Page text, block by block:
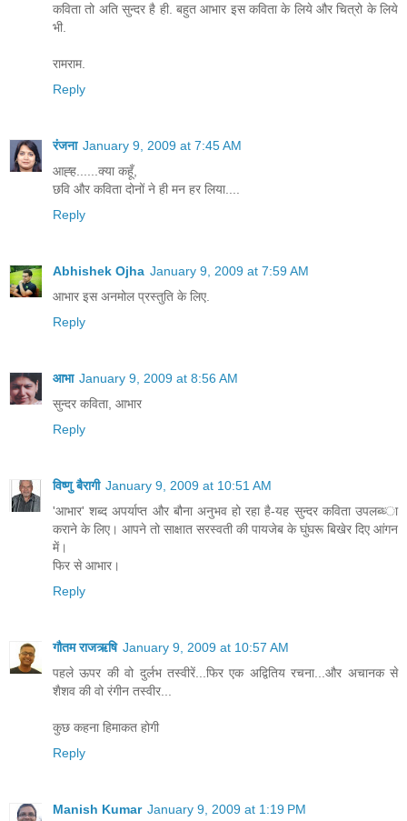
कविता तो अति सुन्दर है ही. बहुत आभार इस कविता के लिये और चित्रो के लिये
भी.
रामराम.
Reply
रंजना January 9, 2009 at 7:45 AM
आह्ह......क्या कहूँ,
छवि और कविता दोनों ने ही मन हर लिया....
Reply
Abhishek Ojha January 9, 2009 at 7:59 AM
आभार इस अनमोल प्रस्तुति के लिए.
Reply
आभा January 9, 2009 at 8:56 AM
सुन्दर कविता, आभार
Reply
विष्णु बैरागी January 9, 2009 at 10:51 AM
'आभार' शब्‍द अपर्याप्‍त और बौना अनुभव हो रहा है-यह सुन्‍दर कविता उपलब्‍ध्‍ा
कराने के लिए। आपने तो साक्षात सरस्‍वती की पायजेब के घुंघरू बिखेर दिए आंगन
में।
फिर से आभार।
Reply
गौतम राजऋषि January 9, 2009 at 10:57 AM
पहले ऊपर की वो दुर्लभ तस्वीरें...फिर एक अद्वितिय रचना...और अचानक से
शैशव की वो रंगीन तस्वीर...
कुछ कहना हिमाकत होगी
Reply
Manish Kumar January 9, 2009 at 1:19 PM